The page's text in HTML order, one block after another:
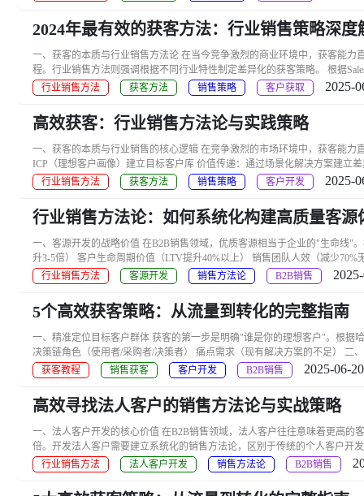
2024年最有效的获客方法：行业销售策略深度
一、获客的本质与行业销售方法论 在当今竞争激烈的商业环境中，获客能力
程。行业销售方法则强调根据不同行业特性制定差异化的获客策略。 根据
行业销售方法
获客方法 销售策略 客户获取 2025-
高效获客：行业销售方法论与实践策略
一、获客的本质与行业销售的核心逻辑 在竞争激烈的市场环境中，获客能
ICP（理想客户画像）建立目标客户库 价值传递：通过场景化解决方案建立
行业销售方法
获客方法 销售策略 客户开发 2025-
行业销售方法论：如何系统化构建高质量客源
一、客源开发的战略价值 在B2B销售领域，优质客源相当于企业的"生命线"
升3-5倍） 客户生命周期价值（LTV提升40%以上） 销售团队人效（减少70%
行业销售方法
客源开发 销售方法论 B2B销售
5个高效获客策略：从流量到转化的完整指南
一、精准定位目标客户群体 获客的第一步是明确"谁是你的理想客户"。根据
决策链角色（使用者/采购者/决策者） 痛点需求（现有解决方案的不足） 二
获客教程
销售获客 客户开发 B2B销售 2025-06-
高效寻找法人客户的销售方法论与实战策略
一、法人客户开发的核心价值 在B2B销售领域，法人客户往往意味着更高的
倍。开发法人客户需要建立系统化的销售方法论，区别于传统的个人客户开
行业销售方法
法人客户开发 销售方法论 B2B销售